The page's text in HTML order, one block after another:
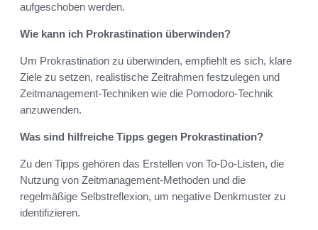
aufgeschoben werden.
Wie kann ich Prokrastination überwinden?
Um Prokrastination zu überwinden, empfiehlt es sich, klare
Ziele zu setzen, realistische Zeitrahmen festzulegen und
Zeitmanagement-Techniken wie die Pomodoro-Technik
anzuwenden.
Was sind hilfreiche Tipps gegen Prokrastination?
Zu den Tipps gehören das Erstellen von To-Do-Listen, die
Nutzung von Zeitmanagement-Methoden und die
regelmäßige Selbstreflexion, um negative Denkmuster zu
identifizieren.